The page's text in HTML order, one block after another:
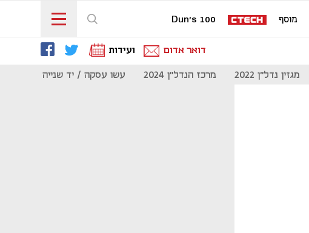
מוסף Dun's 100
דואר אדום ועידות
מגזין נדל"ן 2022 מרכז הנדל"ן 2024 עשו עסקה / יד שנייה